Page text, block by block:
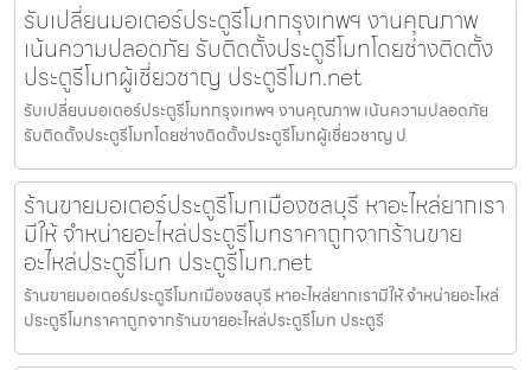
รับเปลี่ยนมอเตอร์ประตูรีโมทกรุงเทพฯ งานคุณภาพ
เน้นความปลอดภัย รับติดตั้งประตูรีโมทโดยช่างติดตั้ง
ประตูรีโมทผู้เชี่ยวชาญ ประตูรีโมท.net
รับเปลี่ยนมอเตอร์ประตูรีโมทกรุงเทพฯ งานคุณภาพ เน้นความปลอดภัย
รับติดตั้งประตูรีโมทโดยช่างติดตั้งประตูรีโมทผู้เชี่ยวชาญ ป
ร้านขายมอเตอร์ประตูรีโมทเมืองชลบุรี หาอะไหล่ยากเรา
มีให้ จำหน่ายอะไหล่ประตูรีโมทราคาถูกจากร้านขาย
อะไหล่ประตูรีโมท ประตูรีโมท.net
ร้านขายมอเตอร์ประตูรีโมทเมืองชลบุรี หาอะไหล่ยากเรามีให้ จำหน่ายอะไหล่
ประตูรีโมทราคาถูกจากร้านขายอะไหล่ประตูรีโมท ประตูรี